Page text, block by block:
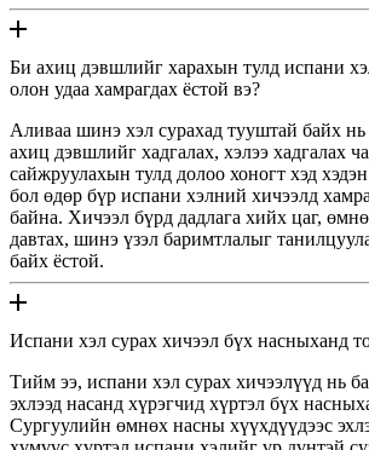
Би ахиц дэвшлийг харахын тулд испани
олон удаа хамрагдах ёстой вэ?
Аливаа шинэ хэл сурахад тууштай байх
ахиц дэвшлийг хадгалах, хэлээ хадгалах
сайжруулахын тулд долоо хоногт хэд
бол өдөр бүр испани хэлний хичээлд
байна. Хичээл бүрд дадлага хийх цаг,
давтах, шинэ үзэл баримтлалыг
байх ёстой.
Испани хэл сурах хичээл бүх насныханд
Тийм ээ, испани хэл сурах хичээлүүд нь
эхлээд насанд хүрэгчид хүртэл бүх
Сургуулийн өмнөх насны хүүхдүүдээс